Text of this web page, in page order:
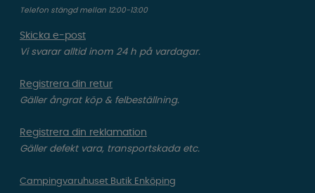
Telefon stängd mellan 12:00-13:00
Skicka e-post
Vi svarar alltid inom 24 h på vardagar.
Registrera din retur
Gäller ångrat köp & felbeställning.
Registrera din reklamation
Gäller defekt vara, transportskada etc.
Campingvaruhuset Butik Enköping